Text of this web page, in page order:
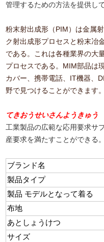
管理するための方法を提供し
粉末射出成形（PIM）は金属
ク射出成形プロセスと粉末冶
である。これは各種業界の大
プロセスである。MIM部品は
カバー、携帯電話、IT機器、
野で見つけることができます。
てきおうせいさんようきゅう
工業製品の広範な応用要求サ
産要求を満たすことができる。
ブランド名
製品タイプ
製品 モデルとなって着る
布地
あとしょうけつ
サイズ